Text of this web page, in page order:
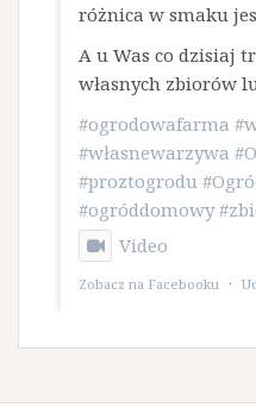
różnica w smaku
A u Was co dzisiaj
własnych zbiorów
#ogrodowafarma
#własnewarzywa
#proztogrodu
#ogróddomowy
Video
Zobacz na Facebooku ·